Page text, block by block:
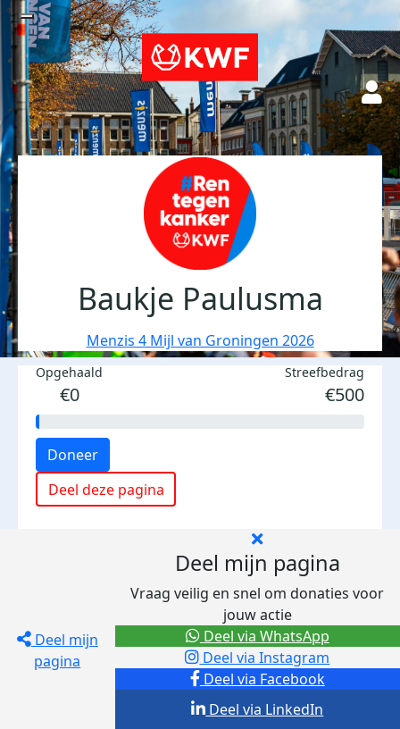
Baukje Paulusma
Menzis 4 Mijl van Groningen 2026
Opgehaald
€0
Streefbedrag
€500
Doneer
Deel deze pagina
Deel mijn
pagina
Deel mijn pagina
Vraag veilig en snel om donaties voor
jouw actie
Deel via Facebook
Deel via Instagram
Deel via LinkedIn
Deel via WhatsApp